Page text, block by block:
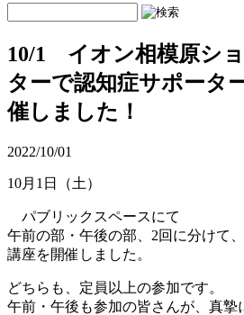
10/1 イオン相模原シ
ターで認知症サポータ
催しました！
2022/10/01
10月1日（土）
パブリックスペースにて
午前の部・午後の部、2回に分けて
講座を開催しました。
どちらも、定員以上の参加です。
午前・午後も参加の皆さんが、真摯